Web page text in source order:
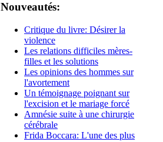
Nouveautés:
Critique du livre: Désirer la
violence
Les relations difficiles mères-
filles et les solutions
Les opinions des hommes sur
l'avortement
Un témoignage poignant sur
l'excision et le mariage forcé
Amnésie suite à une chirurgie
cérébrale
Frida Boccara: L'une des plus